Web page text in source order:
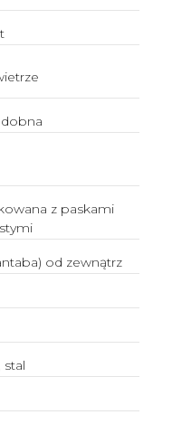
z paskami
od zewnątrz
stal